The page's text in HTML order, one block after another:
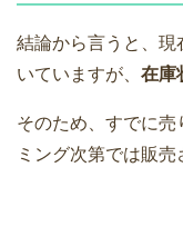
結論から言うと、現
いていますが、 在庫
そのため、すでに売
ミング次第では販売